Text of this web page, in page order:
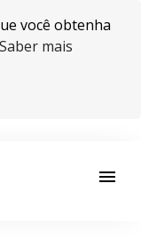
você obtenha
Saber mais
menu